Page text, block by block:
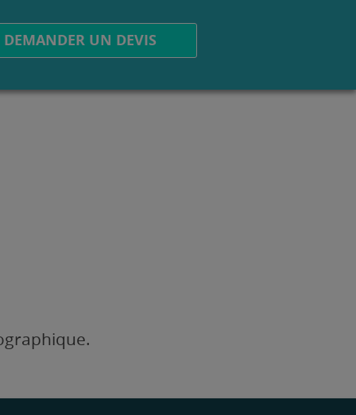
DEMANDER UN DEVIS